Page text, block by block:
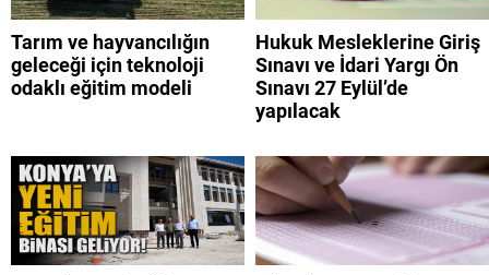
Tarım ve hayvancılığın
geleceği için teknoloji
odaklı eğitim modeli
Hukuk Mesleklerine Giriş
Sınavı ve İdari Yargı Ön
Sınavı 27 Eylül’de
yapılacak